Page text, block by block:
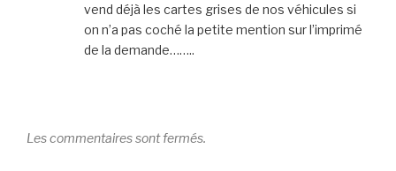
vend déjà les cartes grises de nos véhicules si
on n’a pas coché la petite mention sur l’imprimé
de la demande……..
Les commentaires sont fermés.